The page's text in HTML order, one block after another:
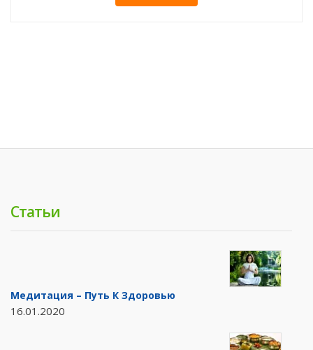
Статьи
Медитация – Путь К Здоровью
16.01.2020